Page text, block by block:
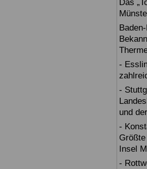
Das
-
-
und
-
Insel
-